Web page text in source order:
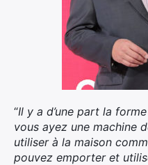
“Il y a d’une part la
vous ayez une machine
utiliser à la maison
pouvez emporter et